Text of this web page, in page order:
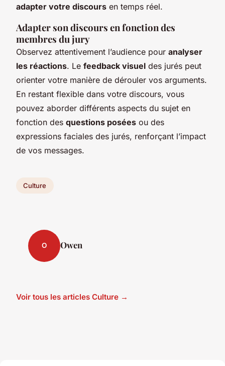
adapter votre discours en temps réel.
Adapter son discours en fonction des
membres du jury
Observez attentivement l’audience pour analyser
les réactions. Le feedback visuel des jurés peut
orienter votre manière de dérouler vos arguments.
En restant flexible dans votre discours, vous
pouvez aborder différents aspects du sujet en
fonction des questions posées ou des
expressions faciales des jurés, renforçant l’impact
de vos messages.
Culture
O Owen
Voir tous les articles Culture →